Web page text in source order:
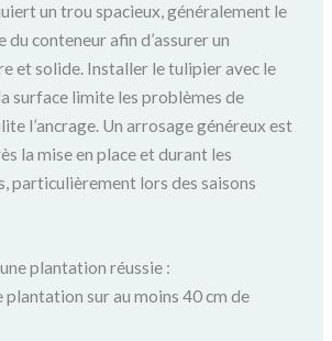
un trou spacieux, généralement le
du conteneur afin d’assurer un
et solide. Installer le tulipier avec le
surface limite les problèmes de
l’ancrage. Un arrosage généreux est
la mise en place et durant les
particulièrement lors des saisons
plantation réussie :
plantation sur au moins 40 cm de